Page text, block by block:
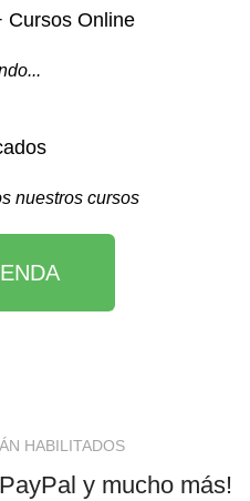
Cursos Online
nuestros cursos
HABILITADOS
y mucho más!